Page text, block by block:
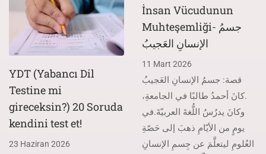
YDT (Yabancı Dil
Testine mi
gireceksin?) 20 Soruda
kendini test et!
23 Haziran 2026
İnsan Vücudunun
Muhteşemliği- جسمُ
الإنسانِ العَجيبُ
11 Mart 2026
قصة: جسمُ الإنسانِ العَجيبُ
.كانَ أحمدُ طالبًا في الجامعةِ،
وكانَ يدرُسُ اللُّغةَ العربيّةَ.في
يومٍ من الأيّامِ ذهبَ إلى حَصّةِ
العُلومِ ليتعلَّمَ عن جِسمِ الإنسانِ